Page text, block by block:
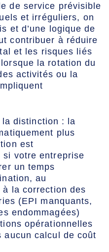
de service prévisible
et irréguliers, on
et d’une logique de
contribuer à réduire
et les risques liés
la rotation du
activités ou la
distinction : la
plus
est
si votre entreprise
un temps
au
la correction des
(EPI manquants,
endommagées)
opérationnelles
aucun calcul de coût